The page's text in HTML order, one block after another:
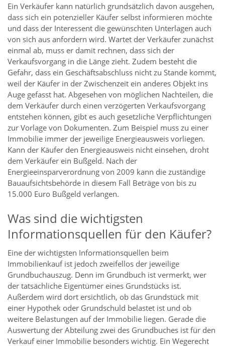
Ein Verkäufer kann natürlich grundsätzlich davon ausgehen,
dass sich ein potenzieller Käufer selbst informieren möchte
und dass der Interessent die gewünschten Unterlagen auch
von sich aus anfordern wird. Wartet der Verkäufer zunächst
einmal ab, muss er damit rechnen, dass sich der
Verkaufsvorgang in die Länge zieht. Zudem besteht die
Gefahr, dass ein Geschäftsabschluss nicht zu Stande kommt,
weil der Käufer in der Zwischenzeit ein anderes Objekt ins
Auge gefasst hat. Abgesehen von möglichen Nachteilen, die
dem Verkäufer durch einen verzögerten Verkaufsvorgang
entstehen können, gibt es auch gesetzliche Verpflichtungen
zur Vorlage von Dokumenten. Zum Beispiel muss zu einer
Immobilie immer der jeweilige Energieausweis vorliegen.
Kann der Käufer den Energieausweis nicht einsehen, droht
dem Verkäufer ein Bußgeld. Nach der
Energieeinsparverordnung von 2009 kann die zuständige
Bauaufsichtsbehörde in diesem Fall Beträge von bis zu
15.000 Euro Bußgeld verlangen.
Was sind die wichtigsten
Informationsquellen für den Käufer?
Eine der wichtigsten Informationsquellen beim
Immobilienkauf ist jedoch zweifellos der jeweilige
Grundbuchauszug. Denn im Grundbuch ist vermerkt, wer
der tatsächliche Eigentümer eines Grundstücks ist.
Außerdem wird dort ersichtlich, ob das Grundstück mit
einer Hypothek oder Grundschuld belastet ist und ob
weitere Belastungen auf der Immobilie liegen. Gerade die
Auswertung der Abteilung zwei des Grundbuches ist für den
Verkauf einer Immobilie besonders wichtig. Ein Wegerecht